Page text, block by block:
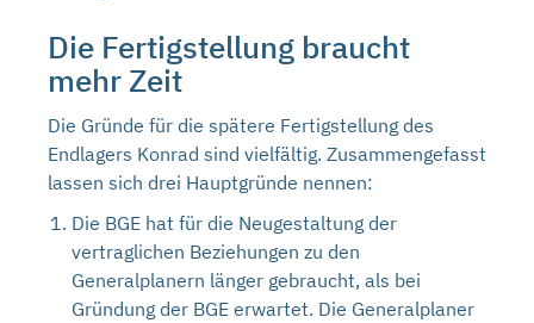
Die Fertigstellung braucht
mehr Zeit
Die Gründe für die spätere Fertigstellung des
Endlagers Konrad sind vielfältig. Zusammengefasst
lassen sich drei Hauptgründe nennen:
Die BGE hat für die Neugestaltung der
vertraglichen Beziehungen zu den
Generalplanern länger gebraucht, als bei
Gründung der BGE erwartet. Die Generalplaner